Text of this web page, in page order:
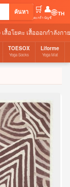
ค้นหา 🛒
ตะกร้า
👤
บัญชี🌐
เสื้อโยคะ เสื้อออกกำลังก
TOESOX
Yoga Socks
Liforme
Yoga Mat